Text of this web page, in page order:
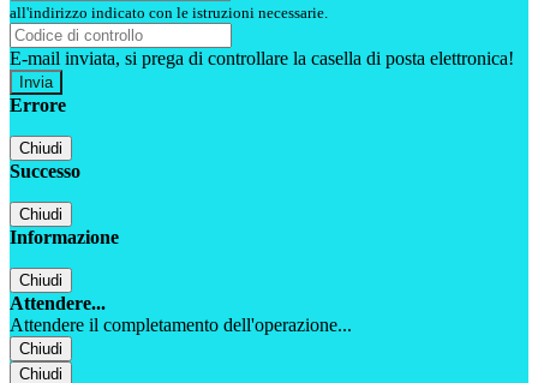
all'indirizzo indicato con le istruzioni necessarie.
E-mail inviata, si prega di controllare la casella di posta elettronica!
Errore
Chiudi
Successo
Chiudi
Informazione
Chiudi
Attendere...
Attendere il completamento dell'operazione...
Chiudi
Chiudi